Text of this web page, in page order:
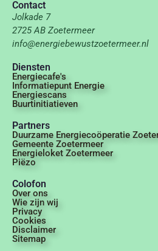
Contact
Jolkade 7
2725 AB Zoetermeer
info@energiebewustzoetermeer.nl
Diensten
Energiecafe's
Informatiepunt Energie
Energiescans
Buurtinitiatieven
Partners
Duurzame Energiecoöperatie
Gemeente Zoetermeer
Energieloket Zoetermeer
Piëzo
Colofon
Over ons
Wie zijn wij
Privacy
Cookies
Disclaimer
Sitemap